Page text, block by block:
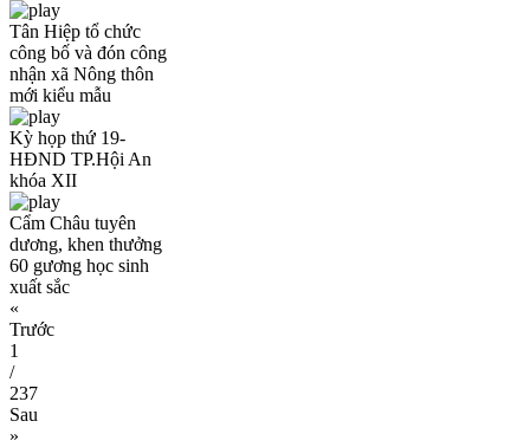
Tân Hiệp tổ chức
công bố và đón công
nhận xã Nông thôn
mới kiểu mẫu
Kỳ họp thứ 19-
HĐND TP.Hội An
khóa XII
Cẩm Châu tuyên
dương, khen thưởng
60 gương học sinh
xuất sắc
«
Trước
1
/
237
Sau
»